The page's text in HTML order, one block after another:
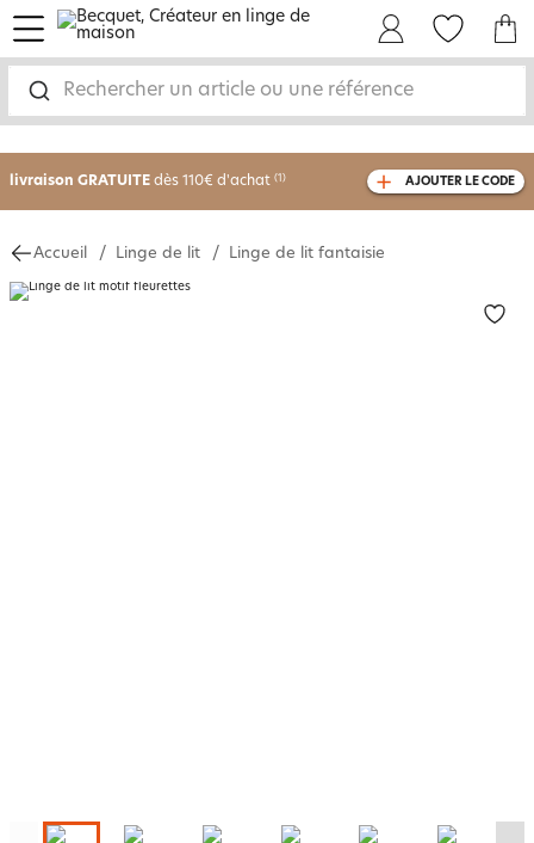
Rechercher un article ou une référence
menu
-30% sur votre commandedès 2 articles
livraison GRATUITE dès 110€ d'achat (1) AJOUTER LE CODE
Accueil Linge de lit Linge de lit fantaisie